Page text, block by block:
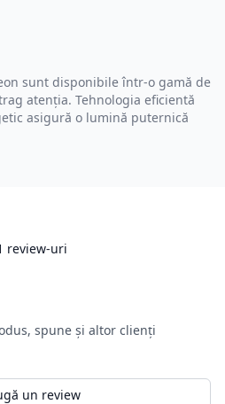
sunt disponibile într-o gamă de
atenția. Tehnologia eficientă
asigură o lumină puternică
review-uri
spune și altor clienți
un review